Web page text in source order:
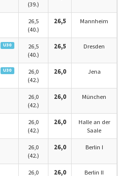
(39.)
26,5
(40.)
26,5 Mannheim
U30
26,5
(40.)
26,5 Dresden
U30
26,0
(42.)
26,0 Jena
26,0
(42.)
26,0 München
26,0
(42.)
26,0
Halle an der
Saale
26,0
(42.)
26,0 Berlin I
26,0 26,0 Berlin II